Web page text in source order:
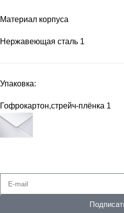
Материал корпуса
Нержавеющая сталь 1
Упаковка:
Гофрокартон,стрейч-плёнка 1